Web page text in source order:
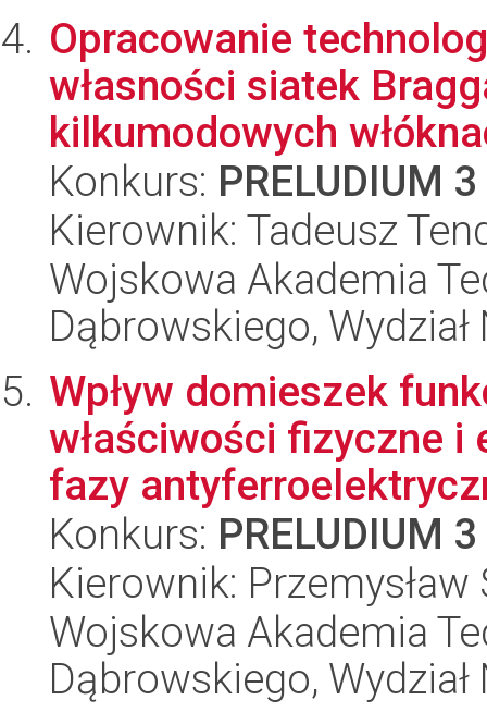
Opracowanie
własności siatek
kilkumodowych
Konkurs: PRELUDIUM 3
Kierownik: Tadeusz
Wojskowa Akademia
Dąbrowskiego,
Wpływ domieszek
właściwości fizyczne
fazy
Konkurs: PRELUDIUM 3
Kierownik:
Wojskowa Akademia
Dąbrowskiego,